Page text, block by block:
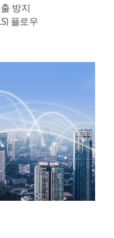
방지
플로우